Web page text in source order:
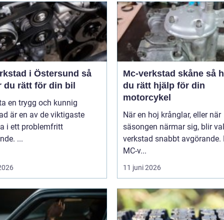
i Östersund så
du rätt för din bil
en trygg och kunnig
är en av de viktigaste
i ett problemfritt
...
Mc-verkstad skåne så hittar
du rätt hjälp för din
motorcykel
När en hoj krånglar, eller när
säsongen närmar sig, blir
verkstad snabbt avgörande.
MC-v...
11 juni 2026